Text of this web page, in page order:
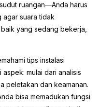
ruangan—Anda harus
agar suara tidak
yang sedang bekerja,
tips instalasi
mulai dari analisis
peletakan dan keamanan.
bisa memadukan fungsi